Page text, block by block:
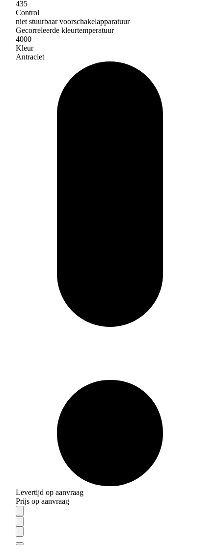
435
Control
niet stuurbaar voorschakelapparatuur
Gecorreleerde kleurtemperatuur
4000
Kleur
Antraciet
Levertijd op aanvraag
Prijs op aanvraag